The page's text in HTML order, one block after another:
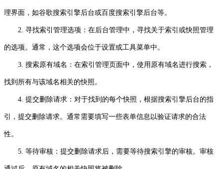
理界面，如谷歌搜索引擎后台或百度搜索引擎后台等。
2. 寻找索引管理选项：在后台管理中，寻找关于索引或快照管理
的选项。通常，这个选项会位于设置或工具菜单中。
3. 搜索原有域名：在索引管理页面中，使用原有域名进行搜索，
找到所有与该域名相关的快照。
4. 提交删除请求：对于找到的每个快照，根据搜索引擎后台的指
引，提交删除请求。通常需要填写一些表单信息以验证请求的合法
性。
5. 等待审核：提交删除请求后，需要等待搜索引擎的审核。审核